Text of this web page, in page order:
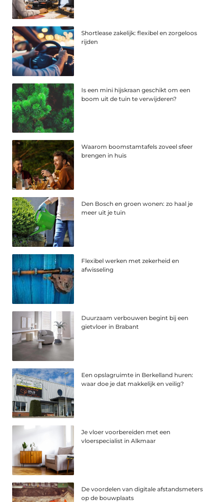
Shortlease zakelijk: flexibel en zorgeloos
rijden
Is een mini hijskraan geschikt om een
boom uit de tuin te verwijderen?
Waarom boomstamtafels zoveel sfeer
brengen in huis
Den Bosch en groen wonen: zo haal je
meer uit je tuin
Flexibel werken met zekerheid en
afwisseling
Duurzaam verbouwen begint bij een
gietvloer in Brabant
Een opslagruimte in Berkelland huren:
waar doe je dat makkelijk en veilig?
Je vloer voorbereiden met een
vloerspecialist in Alkmaar
De voordelen van digitale afstandsmeters
op de bouwplaats